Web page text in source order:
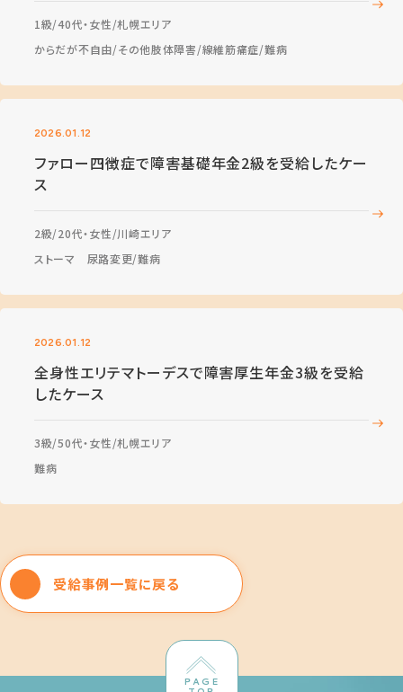
1級 40代・女性 札幌エリア
からだが不自由 その他肢体障害 線維筋痛症 難病
2026.01.12
ファロー四徴症で障害基礎年金2級を受給したケー
ス
2級 20代・女性 川崎エリア
ストーマ 尿路変更 難病
2026.01.12
全身性エリテマトーデスで障害厚生年金3級を受給
したケース
3級 50代・女性 札幌エリア
難病
受給事例一覧に戻る
PAGE